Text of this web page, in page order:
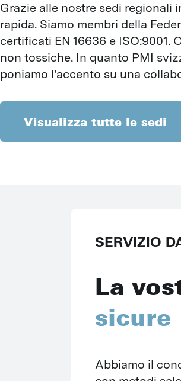
Grazie alle nostre sedi regionali
rapida. Siamo membri della
certificati EN 16636 e
non tossiche. In quanto PMI
poniamo l'accento su una
Visualizza tutte le sedi
SERVIZIO
La
sicure
Abbiamo il